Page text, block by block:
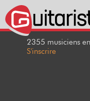
2355 musiciens
S'inscrire